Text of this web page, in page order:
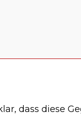
dass diese